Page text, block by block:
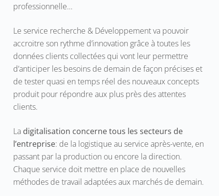
professionnelle…
Le service recherche & Développement va pouvoir
accroitre son rythme d’innovation grâce à toutes les
données clients collectées qui vont leur permettre
d’anticiper les besoins de demain de façon précises et
de tester quasi en temps réel des nouveaux concepts
produit pour répondre aux plus près des attentes
clients.
La digitalisation concerne tous les secteurs de
l’entreprise: de la logistique au service après-vente, en
passant par la production ou encore la direction.
Chaque service doit mettre en place de nouvelles
méthodes de travail adaptées aux marchés de demain.